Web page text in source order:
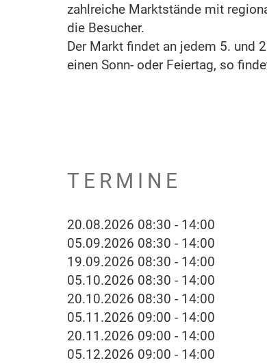
zahlreiche Marktstände mit
die Besucher.
Der Markt findet an jedem 5. und
einen Sonn- oder Feiertag, so
TERMINE
20.08.2026 08:30 - 14:00
05.09.2026 08:30 - 14:00
19.09.2026 08:30 - 14:00
05.10.2026 08:30 - 14:00
20.10.2026 08:30 - 14:00
05.11.2026 09:00 - 14:00
20.11.2026 09:00 - 14:00
05.12.2026 09:00 - 14:00